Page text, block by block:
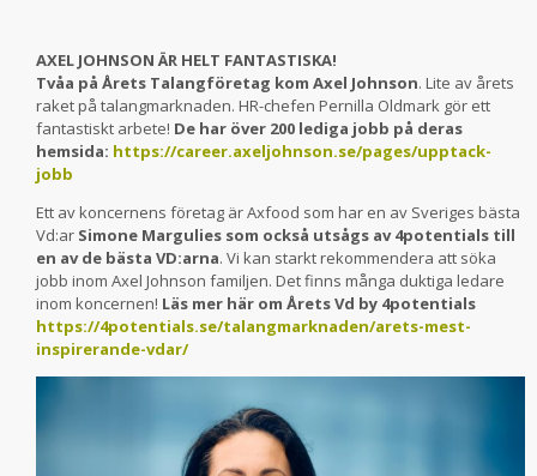
AXEL JOHNSON ÄR HELT FANTASTISKA!
Tvåa på Årets Talangföretag kom Axel Johnson. Lite av årets
raket på talangmarknaden. HR-chefen Pernilla Oldmark gör ett
fantastiskt arbete! De har över 200 lediga jobb på deras
hemsida: https://career.axeljohnson.se/pages/upptack-
jobb
Ett av koncernens företag är Axfood som har en av Sveriges bästa
Vd:ar Simone Margulies som också utsågs av 4potentials till
en av de bästa VD:arna. Vi kan starkt rekommendera att söka
jobb inom Axel Johnson familjen. Det finns många duktiga ledare
inom koncernen! Läs mer här om Årets Vd by 4potentials
https://4potentials.se/talangmarknaden/arets-mest-
inspirerande-vdar/